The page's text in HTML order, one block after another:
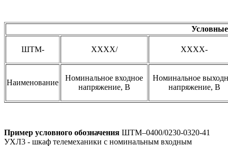
Условные
ШТМ- ХХХХ/ ХХХХ-
Наименование
Номинальное входное
напряжение, В
Номинальное
напряжение, В
Пример условного обозначения ШТМ–0400/0230-0320-41
УХЛ3 - шкаф телемеханики с номинальным входным